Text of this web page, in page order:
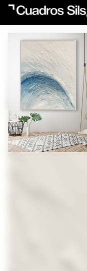
Obra Pictórica
Obra Gráfica
Inspiración
Crea tu pared
Conócenos